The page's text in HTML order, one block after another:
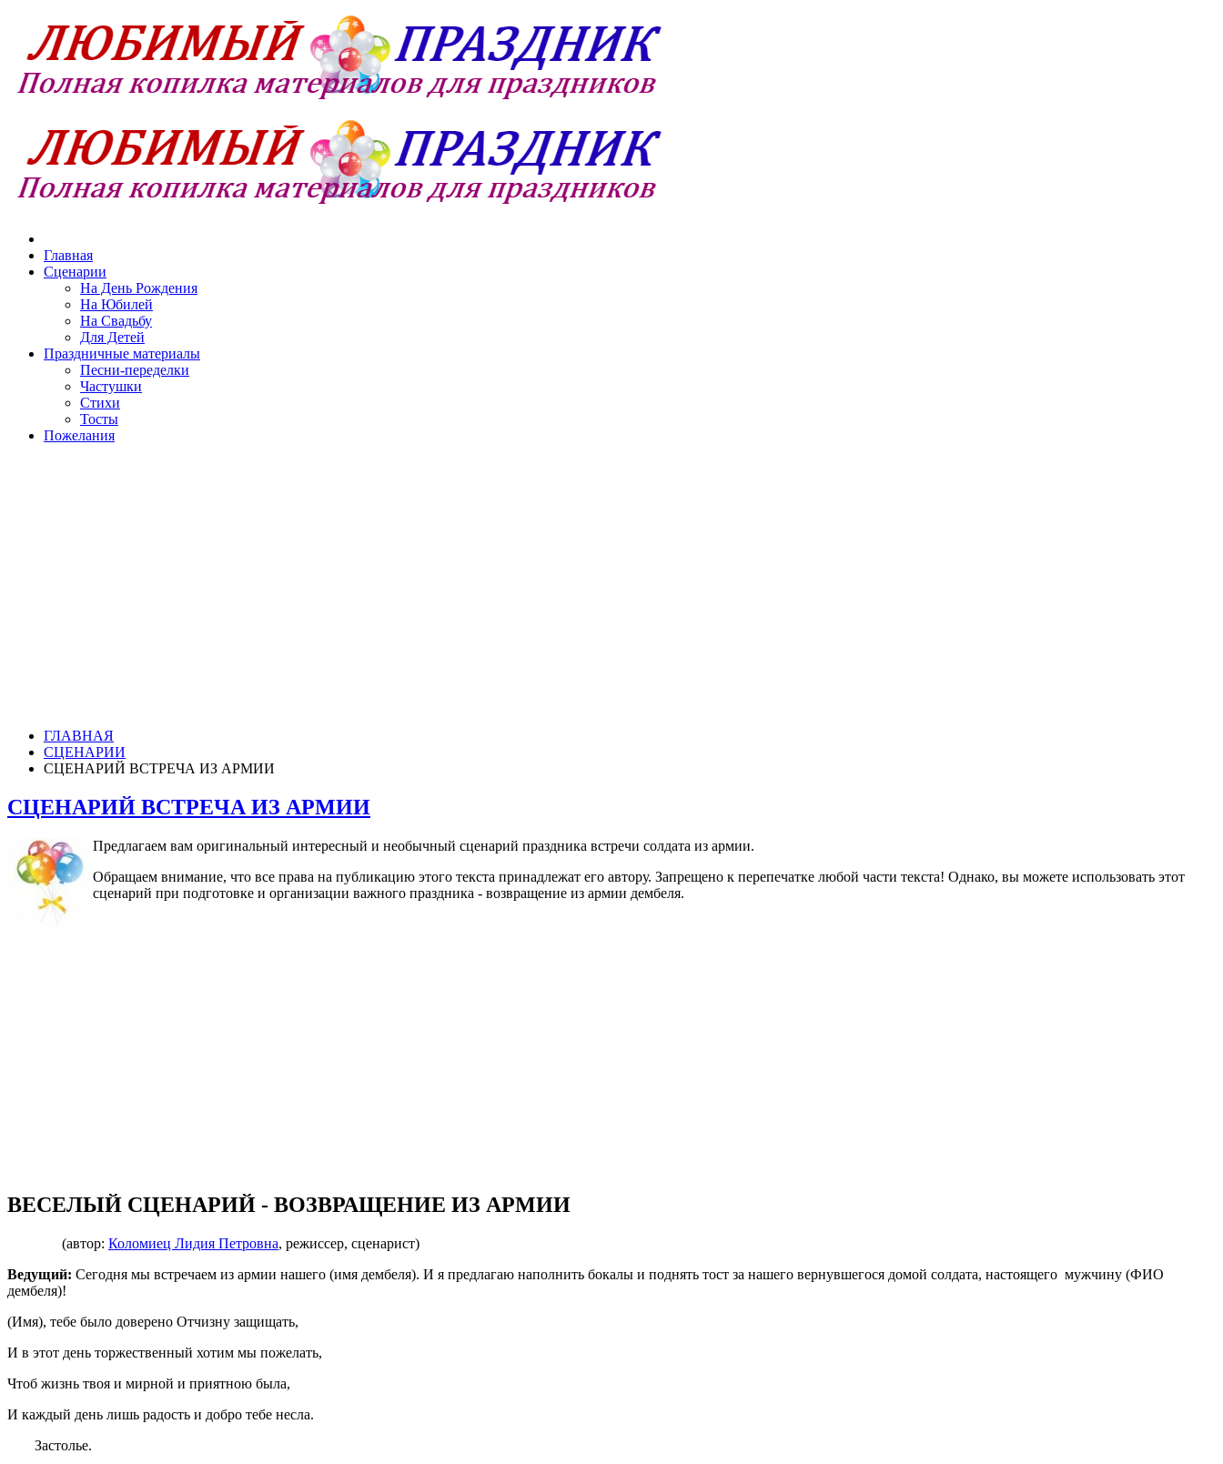
Главная
Сценарии
На День Рождения
На Юбилей
На Свадьбу
Для Детей
Праздничные материалы
Песни-переделки
Частушки
Стихи
Тосты
Пожелания
ГЛАВНАЯ
СЦЕНАРИИ
СЦЕНАРИЙ ВСТРЕЧА ИЗ АРМИИ
СЦЕНАРИЙ ВСТРЕЧА ИЗ АРМИИ
Предлагаем вам оригинальный интересный и необычный сценарий праздника встречи солдата из армии.
Обращаем внимание, что все права на публикацию этого текста принадлежат его автору. Запрещено к перепечатке любой части текста! Однако, вы можете использовать этот
сценарий при подготовке и организации важного праздника - возвращение из армии дембеля.
ВЕСЕЛЫЙ СЦЕНАРИЙ - ВОЗВРАЩЕНИЕ ИЗ АРМИИ
(автор: Коломиец Лидия Петровна, режиссер, сценарист)
Ведущий: Сегодня мы встречаем из армии нашего (имя дембеля). И я предлагаю наполнить бокалы и поднять тост за нашего вернувшегося домой солдата, настоящего мужчину (ФИО
дембеля)!
(Имя), тебе было доверено Отчизну защищать,
И в этот день торжественный хотим мы пожелать,
Чтоб жизнь твоя и мирной и приятною была,
И каждый день лишь радость и добро тебе несла.
Застолье.